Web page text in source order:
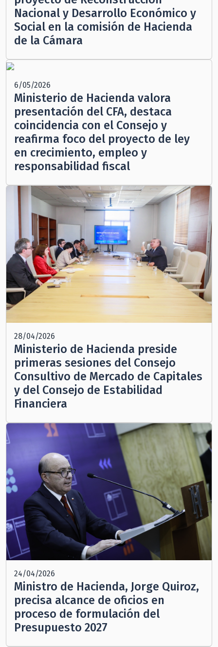
Nacional y Desarrollo Económico y
Social en la comisión de Hacienda
de la Cámara
6/05/2026
Ministerio de Hacienda valora
presentación del CFA, destaca
coincidencia con el Consejo y
reafirma foco del proyecto de ley
en crecimiento, empleo y
responsabilidad fiscal
28/04/2026
Ministerio de Hacienda preside
primeras sesiones del Consejo
Consultivo de Mercado de Capitales
y del Consejo de Estabilidad
Financiera
24/04/2026
Ministro de Hacienda, Jorge Quiroz,
precisa alcance de oficios en
proceso de formulación del
Presupuesto 2027